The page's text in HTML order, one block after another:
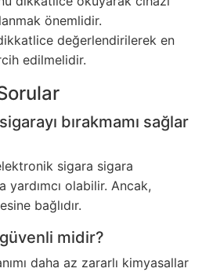
önemlidir.
değerlendirilerek en
edilmelidir.
bırakmamı sağlar
sigara sigara
yardımcı olabilir. Ancak,
bağlıdır.
midir?
daha az zararlı kimyasallar